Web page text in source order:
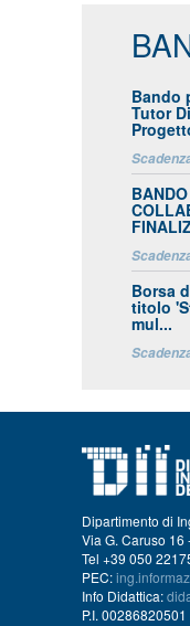
Bando
Tutor
Borsa
titolo
mul...
Dipartimento di
Via G. Caruso 16
Tel +39 050
PEC:
Info Didattica:
P.I.